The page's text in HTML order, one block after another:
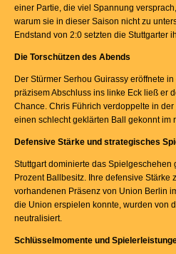
einer Partie, die viel Spannung
warum sie in dieser Saison nicht zu
Endstand von 2:0 setzten die Stuttgarter
Die Torschützen des Abends
Der Stürmer Serhou Guirassy eröffnete
präzisem Abschluss ins linke Eck ließ er
Chance. Chris Führich verdoppelte in
einen schlecht geklärten Ball gekonnt im
Defensive Stärke und strategisches
Stuttgart dominierte das
Prozent Ballbesitz. Ihre defensive Stärke
vorhandenen Präsenz von Union Berlin
die Union erspielen konnte, wurden von
neutralisiert.
Schlüsselmomente und